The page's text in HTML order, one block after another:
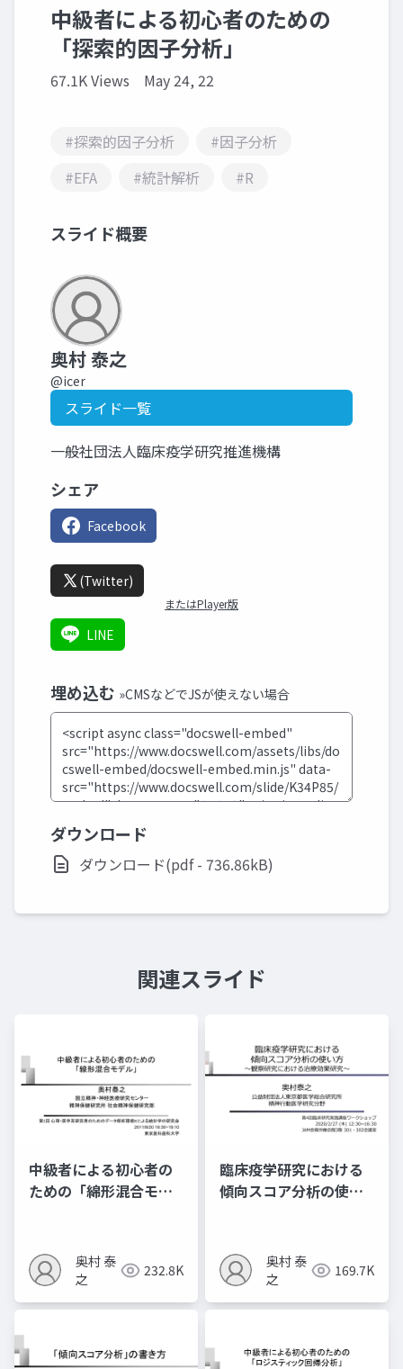
中級者による初心者のための
「探索的因子分析」
67.1K Views May 24, 22
#探索的因子分析
#因子分析
#EFA
#統計解析 #R
スライド概要
奥村 泰之
@icer
スライド一覧
一般社団法人臨床疫学研究推進機構
シェア
Facebook
(Twitter)
またはPlayer版
LINE
埋め込む »CMSなどでJSが使えない場合
ダウンロード
ダウンロード(pdf - 736.86kB)
関連スライド
中級者による初心者の
ための「綿形混合モデ
奥村 泰
之
232.8K
臨床疫学研究における
傾向スコア分析の使い
奥村 泰
之
169.7K